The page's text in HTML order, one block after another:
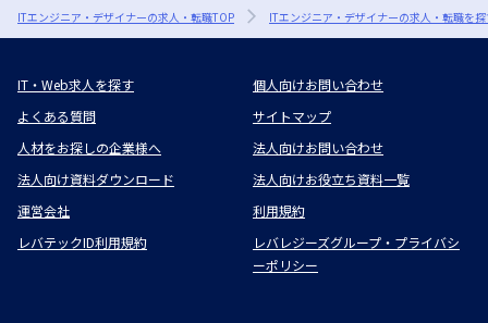
ITエンジニア・デザイナーの求人・転職TOP ITエンジニア・デザイナーの求人・転職を
IT・Web求人を探す
個人向けお問い合わせ
よくある質問
サイトマップ
人材をお探しの企業様へ
法人向けお問い合わせ
法人向け資料ダウンロード
法人向けお役立ち資料一覧
運営会社
利用規約
レバテックID利用規約
レバレジーズグループ・プライバシ
ーポリシー